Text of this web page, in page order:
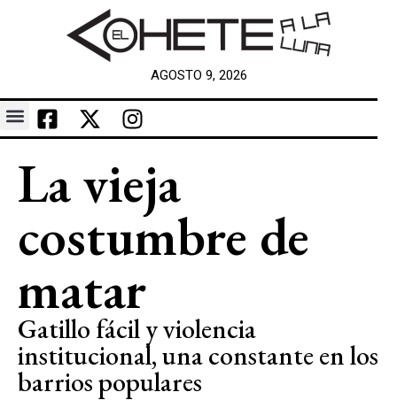
AGOSTO 9, 2026
La vieja
costumbre de
matar
Gatillo fácil y violencia
institucional, una constante en los
barrios populares